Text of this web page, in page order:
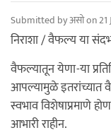
Submitted byअसोon 21
निराशा / वैफल्य या
वैफल्यातून येणा-या
आपल्यामुळे इतरांच्यात
स्वभाव विशेषाप्रमाणे
आभारी राहीन.